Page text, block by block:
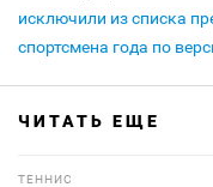
исключили из списка
спортсмена года по
ЧИТАТЬ ЕЩЕ
ТЕННИС